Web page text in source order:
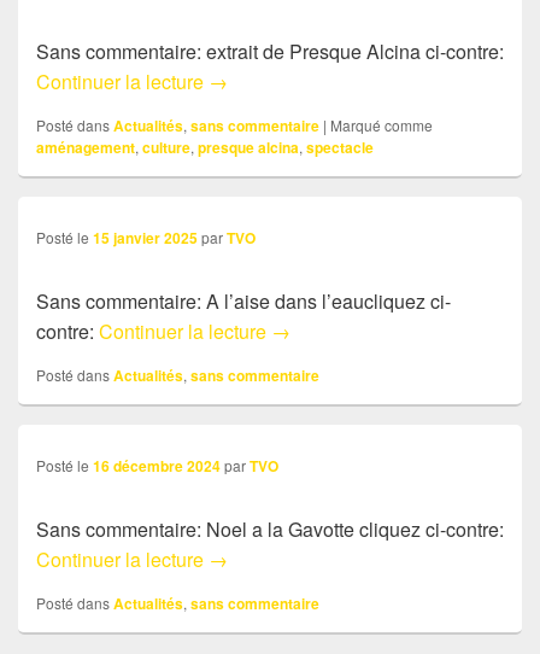
Sans commentaire: extrait de Presque Alcina ci-contre:
Continuer la lecture Sans commentaire: extrait de
→
Posté dansActualités, sans commentaire | Marqué comme
aménagement, culture, presque alcina, spectacle
Posté le 15 janvier 2025parTVO
Sans commentaire: A l’aise dans l’eaucliquez ci-
contre: Continuer la lecture Sans commentaire: A l’aise
→
Posté dansActualités, sans commentaire
Posté le 16 décembre 2024parTVO
Sans commentaire: Noel a la Gavotte cliquez ci-contre:
Continuer la lecture Sans commentaire: Noel a la Gavotte
→
Posté dansActualités, sans commentaire